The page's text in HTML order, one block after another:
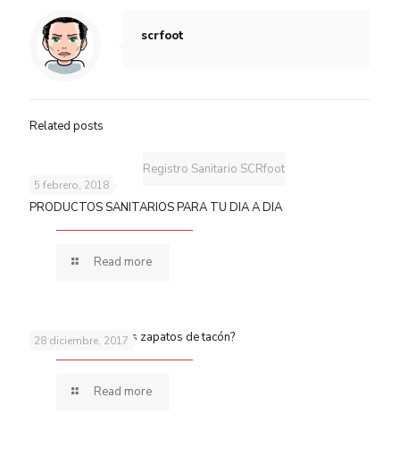
scrfoot
Related posts
Registro Sanitario SCRfoot
5 febrero, 2018
PRODUCTOS SANITARIOS PARA TU DIA A DIA
Read more
28 diciembre, 2017
¿Quieres aparcar los zapatos de tacón?
Read more